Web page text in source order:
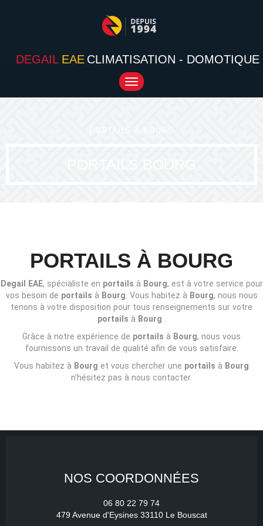
DEGAIL EAE CLIMATISATION - DOMOTIQUE
Toggle
navigation
PORTAILS À BOURG
Degail EAE, spécialiste en portails à Bourg, est à votre service pour
vos besoin de portails à Bourg . Vous habitez à Bourg, nous nous
tenons à votre disposition pour tous renseignements sur votre
portails à Bourg
Grâce à notre expérience de portails à Bourg, nous vous
fournissons un travail de qualité afin de vous satisfaire.
Vous habitez à Bourg et vous chercher une portails à Bourg
n'hésitez pas à nous contacter.
NOS COORDONNÉES
06 80 22 79 74
479 Avenue d'Eysines 33110 Le Bouscat